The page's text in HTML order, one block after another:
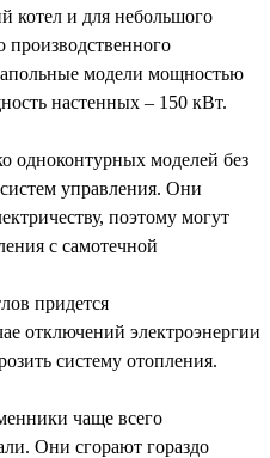
котел и для небольшого
производственного
модели мощностью
настенных – 150 кВт.
одноконтурных моделей без
управления. Они
поэтому могут
с самотечной
придется
отключений электроэнергии
систему отопления.
чаще всего
Они сгорают гораздо